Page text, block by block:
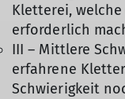
Kletterei,
erforderlich
III – Mittlere
erfahrene
Schwierigkeit